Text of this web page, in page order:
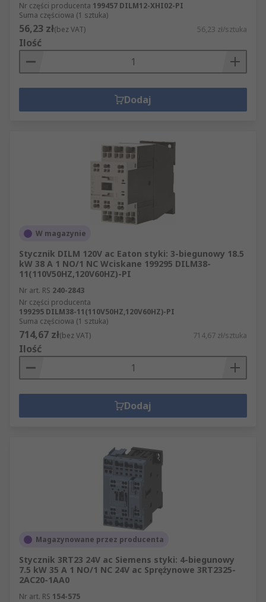
Nr części producenta 199457 DILM12-XHI02-PI
Suma częściowa (1 sztuka)
56,23 zł(bez VAT) 56,23 zł/sztuka
Ilość
Dodaj
W magazynie
Stycznik DILM 120V ac Eaton styki: 3-biegunowy 18.5
kW 38 A 1 NO/1 NC Wciskane 199295 DILM38-
11(110V50HZ,120V60HZ)-PI
Nr art. RS 240-2843
Nr części producenta
199295 DILM38-11(110V50HZ,120V60HZ)-PI
Suma częściowa (1 sztuka)
714,67 zł(bez VAT) 714,67 zł/sztuka
Ilość
Dodaj
Magazynowane przez producenta
Stycznik 3RT23 24V ac Siemens styki: 4-biegunowy
7.5 kW 35 A 1 NO/1 NC 24V ac Sprężynowe 3RT2325-
2AC20-1AA0
Nr art. RS 154-575